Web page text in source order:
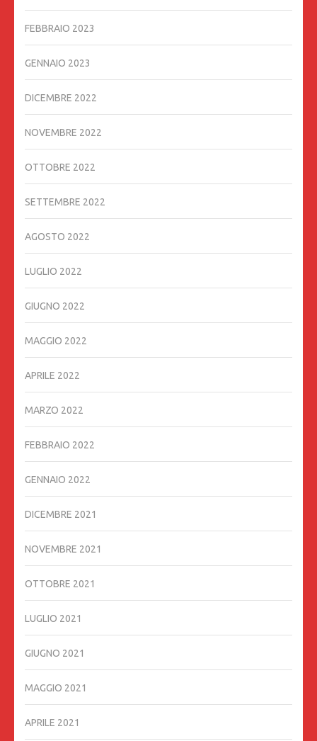
FEBBRAIO 2023
GENNAIO 2023
DICEMBRE 2022
NOVEMBRE 2022
OTTOBRE 2022
SETTEMBRE 2022
AGOSTO 2022
LUGLIO 2022
GIUGNO 2022
MAGGIO 2022
APRILE 2022
MARZO 2022
FEBBRAIO 2022
GENNAIO 2022
DICEMBRE 2021
NOVEMBRE 2021
OTTOBRE 2021
LUGLIO 2021
GIUGNO 2021
MAGGIO 2021
APRILE 2021